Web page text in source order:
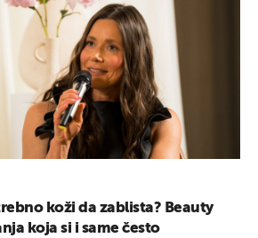
koži da zablista? Beauty
koja si i same često